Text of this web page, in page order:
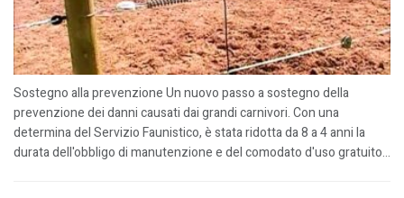
Sostegno alla prevenzione Un nuovo passo a sostegno della
prevenzione dei danni causati dai grandi carnivori. Con una
determina del Servizio Faunistico, è stata ridotta da 8 a 4 anni la
durata dell'obbligo di manutenzione e del comodato d'uso gratuito...